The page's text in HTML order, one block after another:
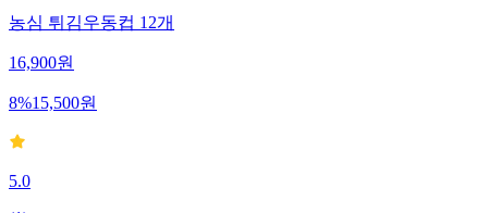
농심 튀김우동컵 12개
16,900원
8%15,500원
5.0